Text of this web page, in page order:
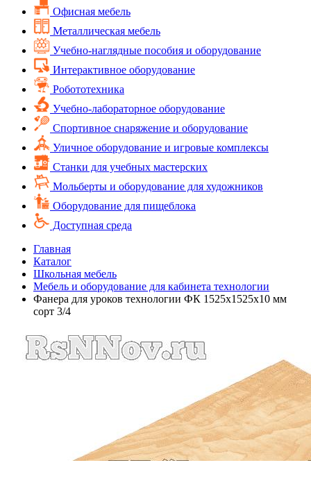
Офисная мебель
Металлическая мебель
Учебно-наглядные пособия и оборудование
Интерактивное оборудование
Робототехника
Учебно-лабораторное оборудование
Спортивное снаряжение и оборудование
Уличное оборудование и игровые комплексы
Cтанки для учебных мастерских
Мольберты и оборудование для художников
Оборудование для пищеблока
Доступная среда
Главная
Каталог
Школьная мебель
Мебель и оборудование для кабинета технологии
Фанера для уроков технологии ФК 1525х1525х10 мм
сорт 3/4